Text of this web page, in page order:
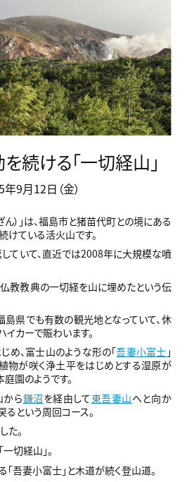
続ける「一切経山」
9月12日（金）
ん）」は、福島市と猪苗代町との境にある
ている活火山です。
ていて、直近では2008年に大規模な噴
教教典の一切経を山に埋めたという伝
島県でも有数の観光地となっていて、休
カーで賑わいます。
じめ、富士山のような形の「吾妻小富士 」
物が咲く浄土平をはじめとする湿原が
園のようです。
から鎌沼を経由して東吾妻山へと向か
という周回コース。
た。
切経山」。
吾妻小富士」と木道が続く登山道。